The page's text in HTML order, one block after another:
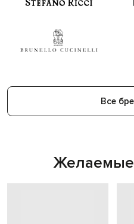
Все
Желаемые